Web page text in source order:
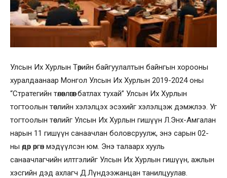
Улсын Их Хурлын Төрийн байгуулалтын байнгын хорооны
хуралдаанаар Монгол Улсын Их Хурлын 2019-2024 оны
“Стратегийн төлөвлөгөөг батлах тухай” Улсын Их Хурлын
тогтоолын төслийн хэлэлцэх эсэхийг хэлэлцэж дэмжлээ. Уг
тогтоолын төслийг Улсын Их Хурлын гишүүн Л.Энх-Амгалан
нарын 11 гишүүн санаачлан боловсруулж, энэ сарын 02-
ны өдөр өргөн мэдүүлсэн юм. Энэ талаарх хууль
санаачлагчийн илтгэлийг Улсын Их Хурлын гишүүн, ажлын
хэсгийн дэд ахлагч Д.Лүндээжанцан танилцуулав.